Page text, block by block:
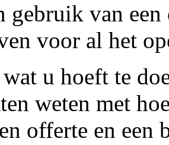
gebruik van
voor al het
u hoeft te
weten met
offerte en een